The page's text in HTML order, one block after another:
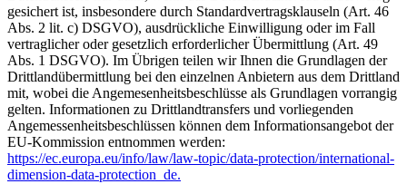
gesichert ist, insbesondere durch Standardvertragsklauseln (Art. 46
Abs. 2 lit. c) DSGVO), ausdrückliche Einwilligung oder im Fall
vertraglicher oder gesetzlich erforderlicher Übermittlung (Art. 49
Abs. 1 DSGVO). Im Übrigen teilen wir Ihnen die Grundlagen der
Drittlandübermittlung bei den einzelnen Anbietern aus dem Drittland
mit, wobei die Angemesenheitsbeschlüsse als Grundlagen vorrangig
gelten. Informationen zu Drittlandtransfers und vorliegenden
Angemessenheitsbeschlüssen können dem Informationsangebot der
EU-Kommission entnommen werden:
https://ec.europa.eu/info/law/law-topic/data-protection/international-
dimension-data-protection_de.